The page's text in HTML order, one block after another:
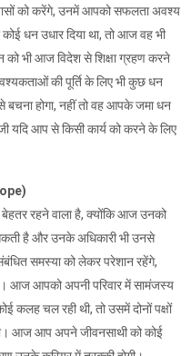
को करेंगे, उनमें आपको सफलता अवश्य
धन उधार दिया था, तो आज वह भी
भी आज विदेश से शिक्षा ग्रहण करने
की पूर्ति के लिए भी कुछ धन
होगा, नहीं तो वह आपके जमा धन
आप से किसी कार्य को करने के लिए
रहने वाला है, क्योंकि आज उनको
है और उनके अधिकारी भी उनसे
समस्या को लेकर परेशान रहेंगे,
आपको अपनी परिवार में सामंजस्य
कलह चल रही थी, तो उसमें दोनों पक्षों
आज आप अपने जीवनसाथी को कोई